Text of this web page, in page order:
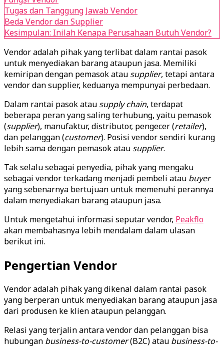
Tugas dan Tanggung Jawab Vendor
Beda Vendor dan Supplier
Kesimpulan: Inilah Kenapa Perusahaan Butuh Vendor?
Vendor adalah pihak yang terlibat dalam rantai pasok
untuk menyediakan barang ataupun jasa. Memiliki
kemiripan dengan pemasok atau supplier, tetapi antara
vendor dan supplier, keduanya mempunyai perbedaan.
Dalam rantai pasok atau supply chain, terdapat
beberapa peran yang saling terhubung, yaitu pemasok
(supplier), manufaktur, distributor, pengecer (retailer),
dan pelanggan (customer). Posisi vendor sendiri kurang
lebih sama dengan pemasok atau supplier.
Tak selalu sebagai penyedia, pihak yang mengaku
sebagai vendor terkadang menjadi pembeli atau buyer
yang sebenarnya bertujuan untuk memenuhi perannya
dalam menyediakan barang ataupun jasa.
Untuk mengetahui informasi seputar vendor, Peakflo
akan membahasnya lebih mendalam dalam ulasan
berikut ini.
Pengertian Vendor
Vendor adalah pihak yang dikenal dalam rantai pasok
yang berperan untuk menyediakan barang ataupun jasa
dari produsen ke klien ataupun pelanggan.
Relasi yang terjalin antara vendor dan pelanggan bisa
hubungan business-to-customer(B2C) atau business-to-